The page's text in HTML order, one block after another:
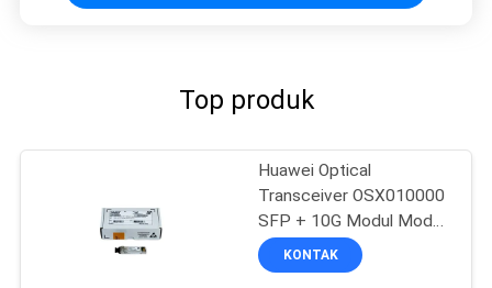
Top produk
Huawei Optical
Transceiver OSX010000
SFP + 10G Modul Mode
Tunggal 1310nm 10km
LC
KONTAK